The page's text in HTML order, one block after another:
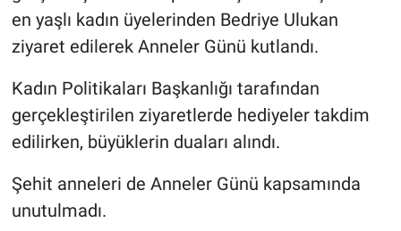
en yaşlı kadın üyelerinden Bedriye Ulukan
ziyaret edilerek Anneler Günü kutlandı.
Kadın Politikaları Başkanlığı tarafından
gerçekleştirilen ziyaretlerde hediyeler takdim
edilirken, büyüklerin duaları alındı.
Şehit anneleri de Anneler Günü kapsamında
unutulmadı.